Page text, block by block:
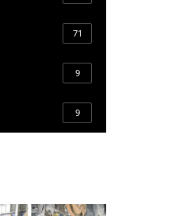
71
9
9